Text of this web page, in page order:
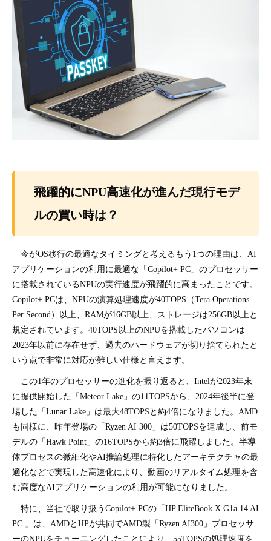
飛躍的にNPU高速化が進んだ現行モデ
ルの買い時は？
今がOS移行の最適なタイミングと考えるもう1つの理由は、AI
アプリケーションの利用に最適な「Copilot+ PC」のプロセッサー
に搭載されているNPUの実行速度が飛躍的に高まったことです。
Copilot+ PCは、NPUの演算処理速度が40TOPS（Tera Operations
Per Second）以上、RAMが16GB以上、ストレージは256GB以上と
規定されています。40TOPS以上のNPUを搭載したパソコンは
2023年以前に存在せず、過去のハードウェアが切り捨てられたと
いう点で非常に対応が難しい仕様と言えます。
この1年のプロセッサーの進化を振り返ると、Intelが2023年末
に提供開始した「Meteor Lake」の11TOPSから、2024年後半に登
場した「Lunar Lake」は最大48TOPSと約4倍になりました。AMD
も同様に、昨年登場の「Ryzen AI 300」は50TOPSを達成し、前モ
デルの「Hawk Point」の16TOPSから約3倍に飛躍しました。半導
体プロセスの微細化やAI推論処理に特化したアーキテクチャの最
適化などで実現した高速化により、動画のリアルタイム処理を含
む高度なAIアプリケーションの利用が可能になりました。
特に、当社で取り扱うCopilot+ PCの「HP EliteBook X G1a 14 AI
PC 」は、AMDとHPが共同でAMD製「Ryzen AI300」プロセッサ
ーのNPUをチューニングしたことにより、55TOPSの処理速度を